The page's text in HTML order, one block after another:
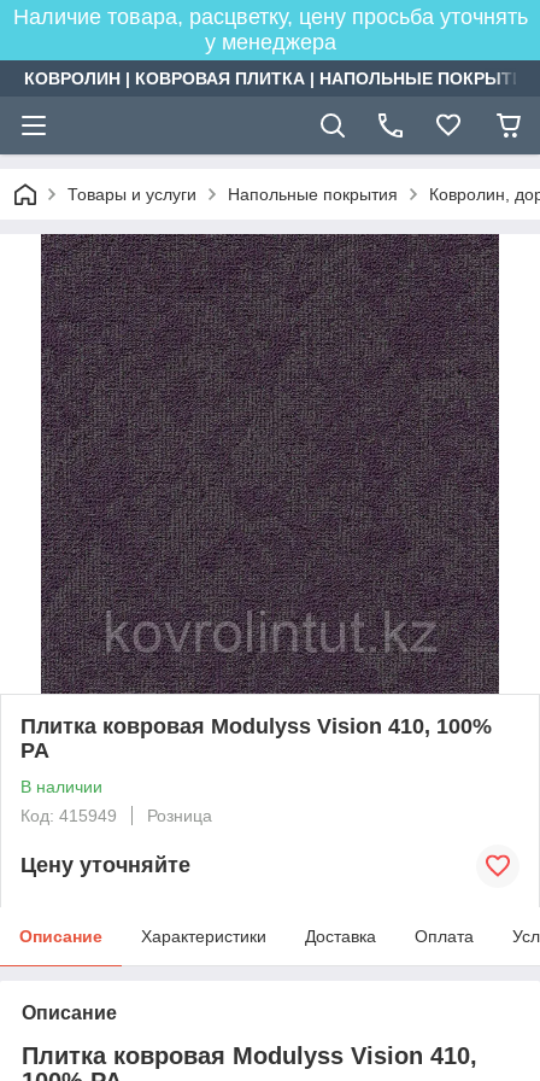
Наличие товара, расцветку, цену просьба уточнять
у менеджера
КОВРОЛИН | КОВРОВАЯ ПЛИТКА | НАПОЛЬНЫЕ
Товары и услуги Напольные покрытия Ковролин,
Плитка ковровая Modulyss Vision 410, 100%
PA
В наличии
Код: 415949
Розница
Цену уточняйте
Описание Характеристики Доставка Оплата
Описание
Плитка ковровая Modulyss Vision 410,